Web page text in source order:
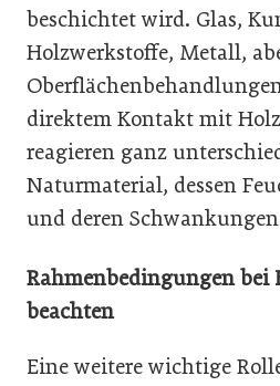
beschichtet wird. Glas,
Holzwerkstoffe, Metall,
direktem Kontakt mit
reagieren ganz
Naturmaterial, dessen
und deren
Rahmenbedingungen bei
beachten
Eine weitere wichtige